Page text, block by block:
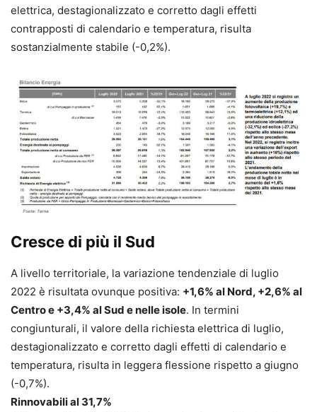
elettrica, destagionalizzato e corretto dagli effetti
contrapposti di calendario e temperatura, risulta
sostanzialmente stabile (-0,2%).
Cresce di più il Sud
A livello territoriale, la variazione tendenziale di luglio
2022 è risultata ovunque positiva: +1,6% al Nord, +2,6% al
Centro e +3,4% al Sud e nelle isole. In termini
congiunturali, il valore della richiesta elettrica di luglio,
destagionalizzato e corretto dagli effetti di calendario e
temperatura, risulta in leggera flessione rispetto a giugno
(-0,7%).
Rinnovabili al 31,7%